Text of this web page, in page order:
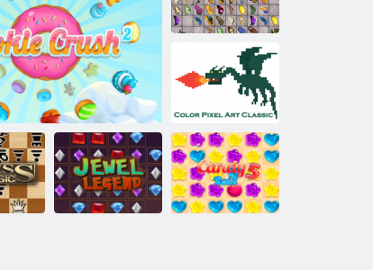
Pillangó Kyodai
Színes Pixel Art
Classic